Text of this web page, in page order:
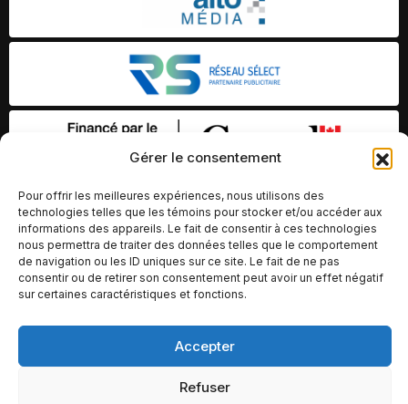
Gérer le consentement
Pour offrir les meilleures expériences, nous utilisons des
technologies telles que les témoins pour stocker et/ou accéder aux
informations des appareils. Le fait de consentir à ces technologies
nous permettra de traiter des données telles que le comportement
de navigation ou les ID uniques sur ce site. Le fait de ne pas
consentir ou de retirer son consentement peut avoir un effet négatif
sur certaines caractéristiques et fonctions.
Accepter
Refuser
© Copyright 2026 – Altomédia Inc |
Ce site internet a été conçu et développé par Chameleon Ideas